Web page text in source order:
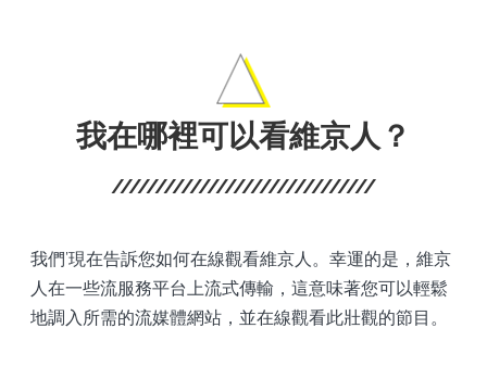
我在哪裡可以看維京人？
我們’現在告訴您如何在線觀看維京人。幸運的是，維京
人在一些流服務平台上流式傳輸，這意味著您可以輕鬆
地調入所需的流媒體網站，並在線觀看此壯觀的節目。